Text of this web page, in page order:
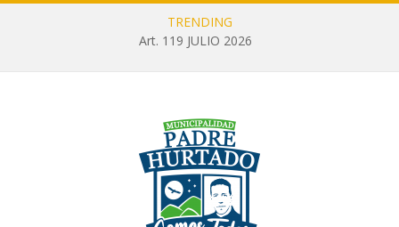
TRENDING
Art. 119 JULIO 2026